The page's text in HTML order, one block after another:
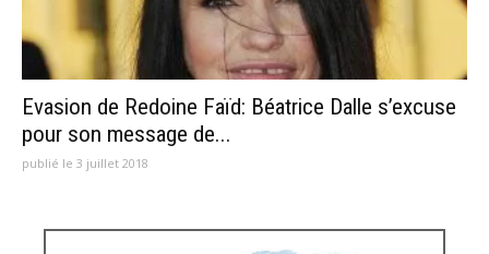
Evasion de Redoine Faïd: Béatrice Dalle s’excuse
pour son message de...
publié le 3 juillet 2018